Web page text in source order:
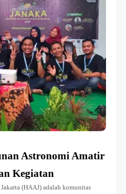
Astronomi Amatir
Kegiatan
(HAAJ) adalah komunitas